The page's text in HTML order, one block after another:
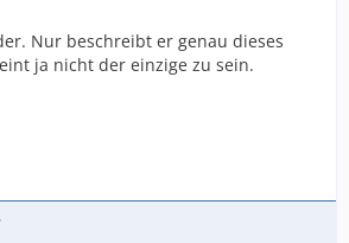
Nur beschreibt er genau dieses
ja nicht der einzige zu sein.